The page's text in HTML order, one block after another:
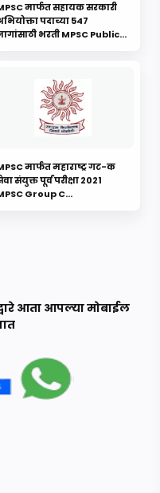
मार्फत सहायक सरकारी
पदाच्या 547
भरती MPSC Public
मार्फत महाराष्ट्र गट-क
संयुक्त पूर्व परीक्षा 2021
Group C
आता आपल्या मोबाईल